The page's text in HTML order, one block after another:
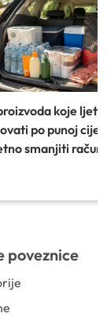
koje ljeti
po punoj
smanjiti račun)
poveznice